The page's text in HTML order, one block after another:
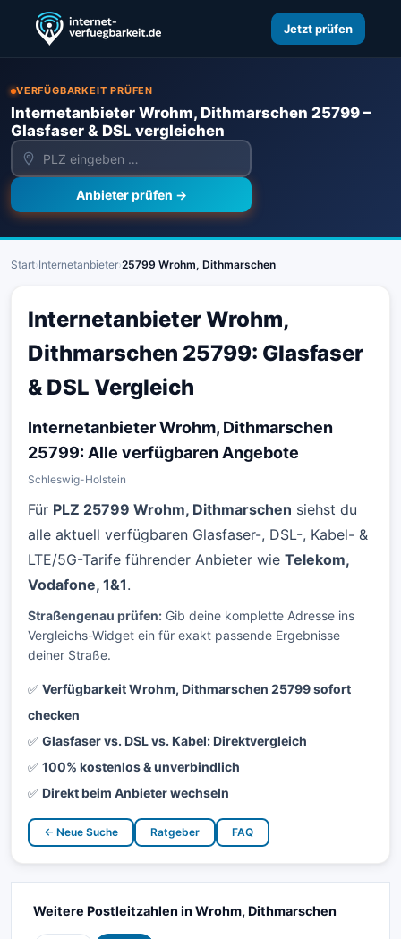
Jetzt prüfen
VERFÜGBARKEIT PRÜFEN
Internetanbieter Wrohm, Dithmarschen 25799 –
Glasfaser & DSL vergleichen
Anbieter prüfen →
Start›Internetanbieter›25799 Wrohm, Dithmarschen
Internetanbieter Wrohm,
Dithmarschen 25799: Glasfaser
& DSL Vergleich
Internetanbieter Wrohm, Dithmarschen
25799: Alle verfügbaren Angebote
Schleswig-Holstein
Für PLZ 25799 Wrohm, Dithmarschen siehst du
alle aktuell verfügbaren Glasfaser-, DSL-, Kabel- &
LTE/5G-Tarife führender Anbieter wie Telekom,
Vodafone, 1&1.
Straßengenau prüfen: Gib deine komplette Adresse ins
Vergleichs-Widget ein für exakt passende Ergebnisse
deiner Straße.
✅ Verfügbarkeit Wrohm, Dithmarschen 25799 sofort
checken
✅ Glasfaser vs. DSL vs. Kabel: Direktvergleich
✅ 100% kostenlos & unverbindlich
✅ Direkt beim Anbieter wechseln
← Neue Suche Ratgeber FAQ
Weitere Postleitzahlen in Wrohm, Dithmarschen